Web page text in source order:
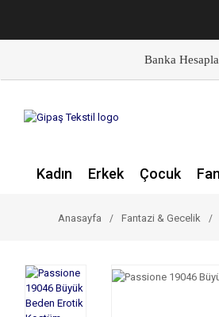
Banka
Kadın Erkek Çocuk
Anasayfa Fantazi & Gecelik